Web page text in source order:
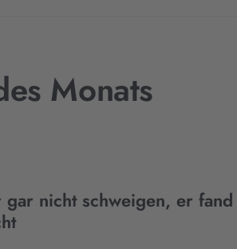
Monats
nicht schweigen, er fand